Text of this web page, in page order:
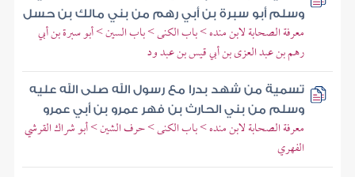
وسلم أبو سبرة بن أبي رهم من بني مالك بن حسل
معرفة الصحابة لابن منده > باب الكنى > باب السين > أبو سبرة بن أبي
رهم بن عبد العزى بن أبي قيس بن عبد ود
تسمية من شهد بدرا مع رسول الله صلى الله عليه
وسلم من بني الحارث بن فهر عمرو بن أبي عمرو
معرفة الصحابة لابن منده > باب الكنى > حرف الشين > أبو شراك القرشي
الفهري